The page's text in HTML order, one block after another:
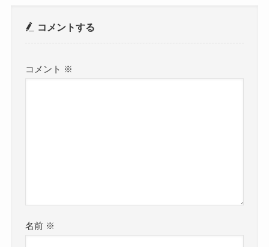
コメントする
コメント ※
名前 ※